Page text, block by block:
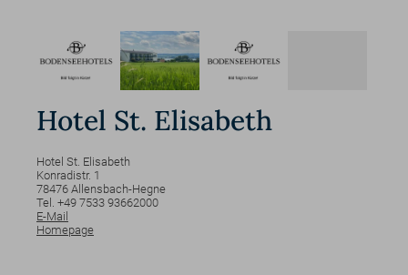
Hotel St. Elisabeth
Hotel St. Elisabeth
Konradistr. 1
78476 Allensbach-Hegne
Tel. +49 7533 93662000
E-Mail
Homepage